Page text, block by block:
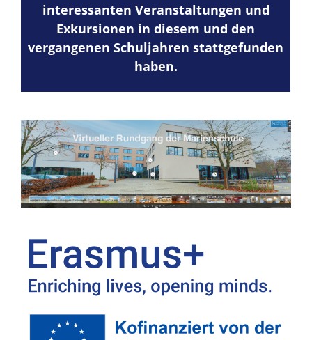
interessanten Veranstaltungen und
Exkursionen in diesem und den
vergangenen Schuljahren stattgefunden
haben.